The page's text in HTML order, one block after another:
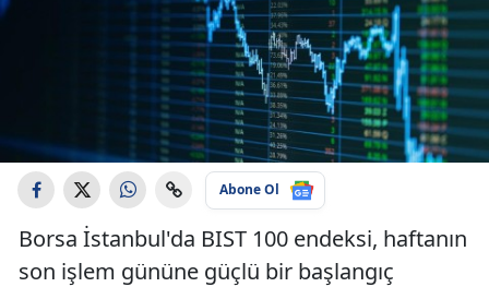
Abone Ol
Borsa İstanbul'da BIST 100 endeksi, haftanın
son işlem gününe güçlü bir başlangıç